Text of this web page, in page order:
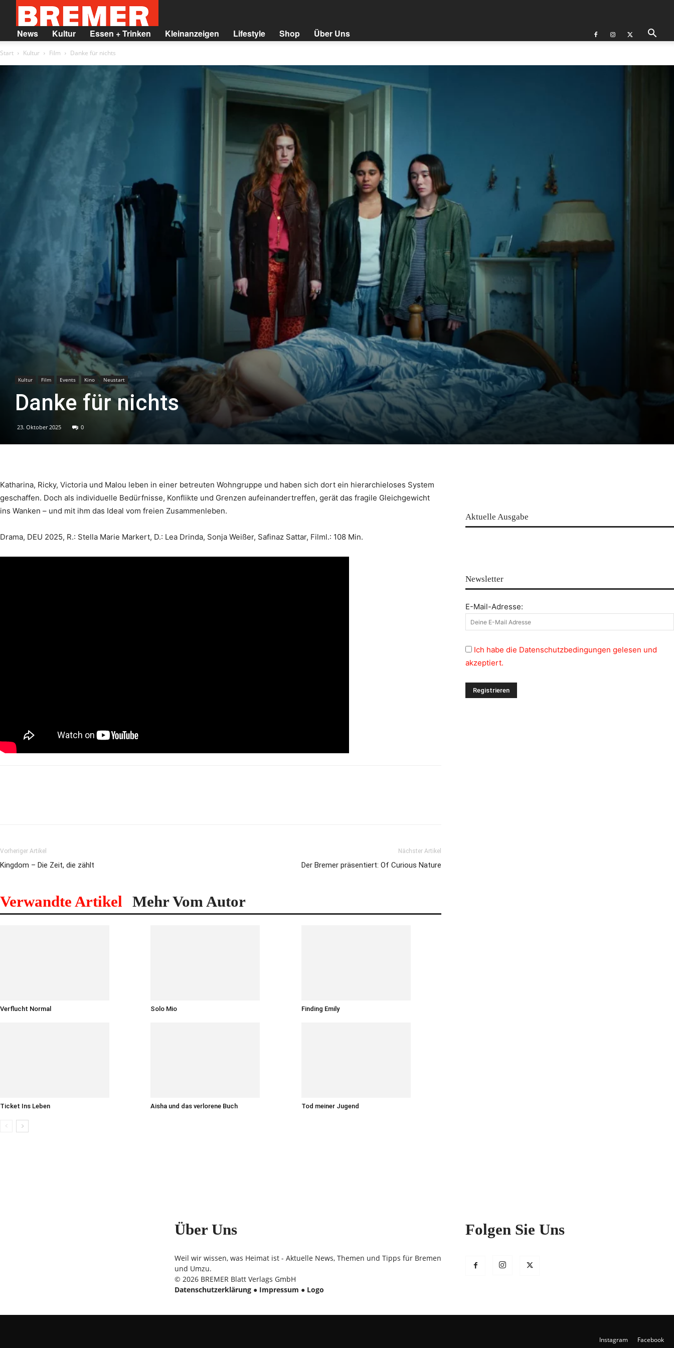
BREMER
News Kultur Essen + Trinken Kleinanzeigen Lifestyle Shop Über Uns
Start Kultur Film Danke für nichts
Kultur Film Events Kino Neustart
Danke für nichts
23. Oktober 2025 0
Katharina, Ricky, Victoria und Malou leben in einer betreuten Wohngruppe und haben sich dort ein hierarchieloses System
geschaffen. Doch als individuelle Bedürfnisse, Konflikte und Grenzen aufeinandertreffen, gerät das fragile Gleichgewicht
ins Wanken – und mit ihm das Ideal vom freien Zusammenleben.
Drama, DEU 2025, R.: Stella Marie Markert, D.: Lea Drinda, Sonja Weißer, Safinaz Sattar, Filml.: 108 Min.
Vorheriger Artikel
Kingdom – Die Zeit, die zählt
Nächster Artikel
Der Bremer präsentiert: Of Curious Nature
Verwandte Artikel Mehr Vom Autor
Verflucht Normal Solo Mio Finding Emily
Ticket Ins Leben Aisha und das verlorene Buch Tod meiner Jugend
Aktuelle Ausgabe
Newsletter
E-Mail-Adresse:
Ich habe die Datenschutzbedingungen gelesen und
akzeptiert.
Über Uns
Weil wir wissen, was Heimat ist - Aktuelle News, Themen und Tipps für Bremen
und Umzu.
© 2026 BREMER Blatt Verlags GmbH
Datenschutzerklärung ● Impressum ● Logo
Folgen Sie Uns
Instagram Facebook